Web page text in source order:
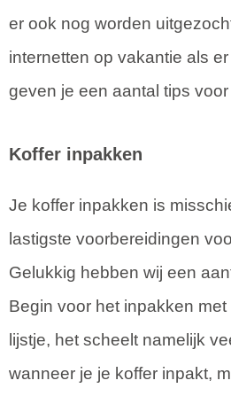
er ook nog worden
internetten op vakantie als
geven je een aantal tips
Koffer inpakken
Je koffer inpakken is
lastigste voorbereidingen
Gelukkig hebben wij een
Begin voor het inpakken
lijstje, het scheelt namelijk
wanneer je je koffer inpakt,